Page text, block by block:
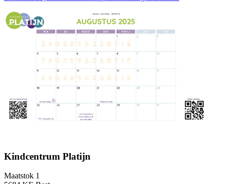
Kindcentrum Platijn
Maatstok 1